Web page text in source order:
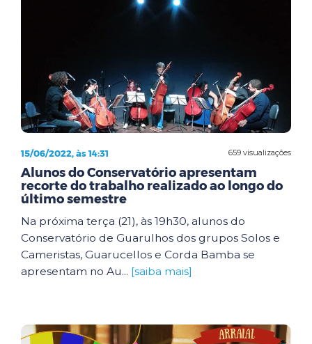
659 visualizações
15/06/2022, às 14:31
Alunos do Conservatório apresentam
recorte do trabalho realizado ao longo do
último semestre
Na próxima terça (21), às 19h30, alunos do
Conservatório de Guarulhos dos grupos Solos e
Cameristas, Guarucellos e Corda Bamba se
apresentam no Au... [saiba mais]